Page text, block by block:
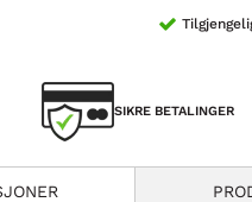
SIKRE BETALINGER